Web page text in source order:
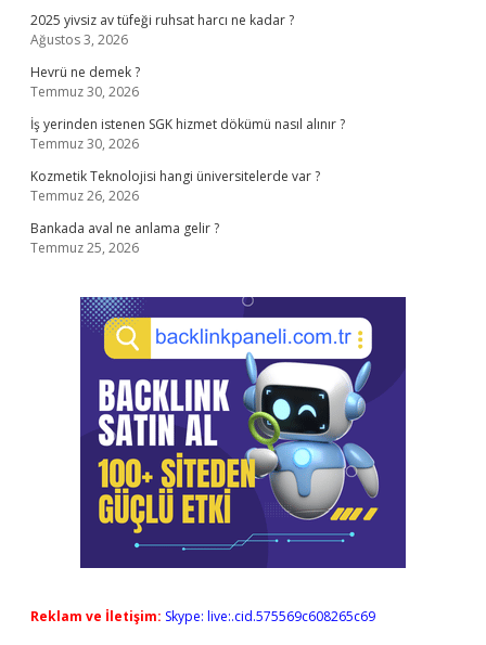
2025 yivsiz av tüfeği ruhsat harcı ne kadar ?
Ağustos 3, 2026
Hevrü ne demek ?
Temmuz 30, 2026
İş yerinden istenen SGK hizmet dökümü nasıl alınır ?
Temmuz 30, 2026
Kozmetik Teknolojisi hangi üniversitelerde var ?
Temmuz 26, 2026
Bankada aval ne anlama gelir ?
Temmuz 25, 2026
Reklam ve İletişim: Skype: live:.cid.575569c608265c69